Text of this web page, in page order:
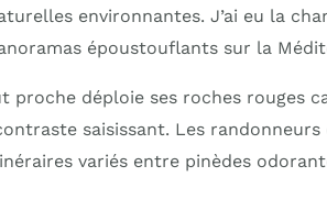
environnantes. J’ai eu la
époustouflants sur la
proche déploie ses roches rouges
saisissant. Les
variés entre pinèdes